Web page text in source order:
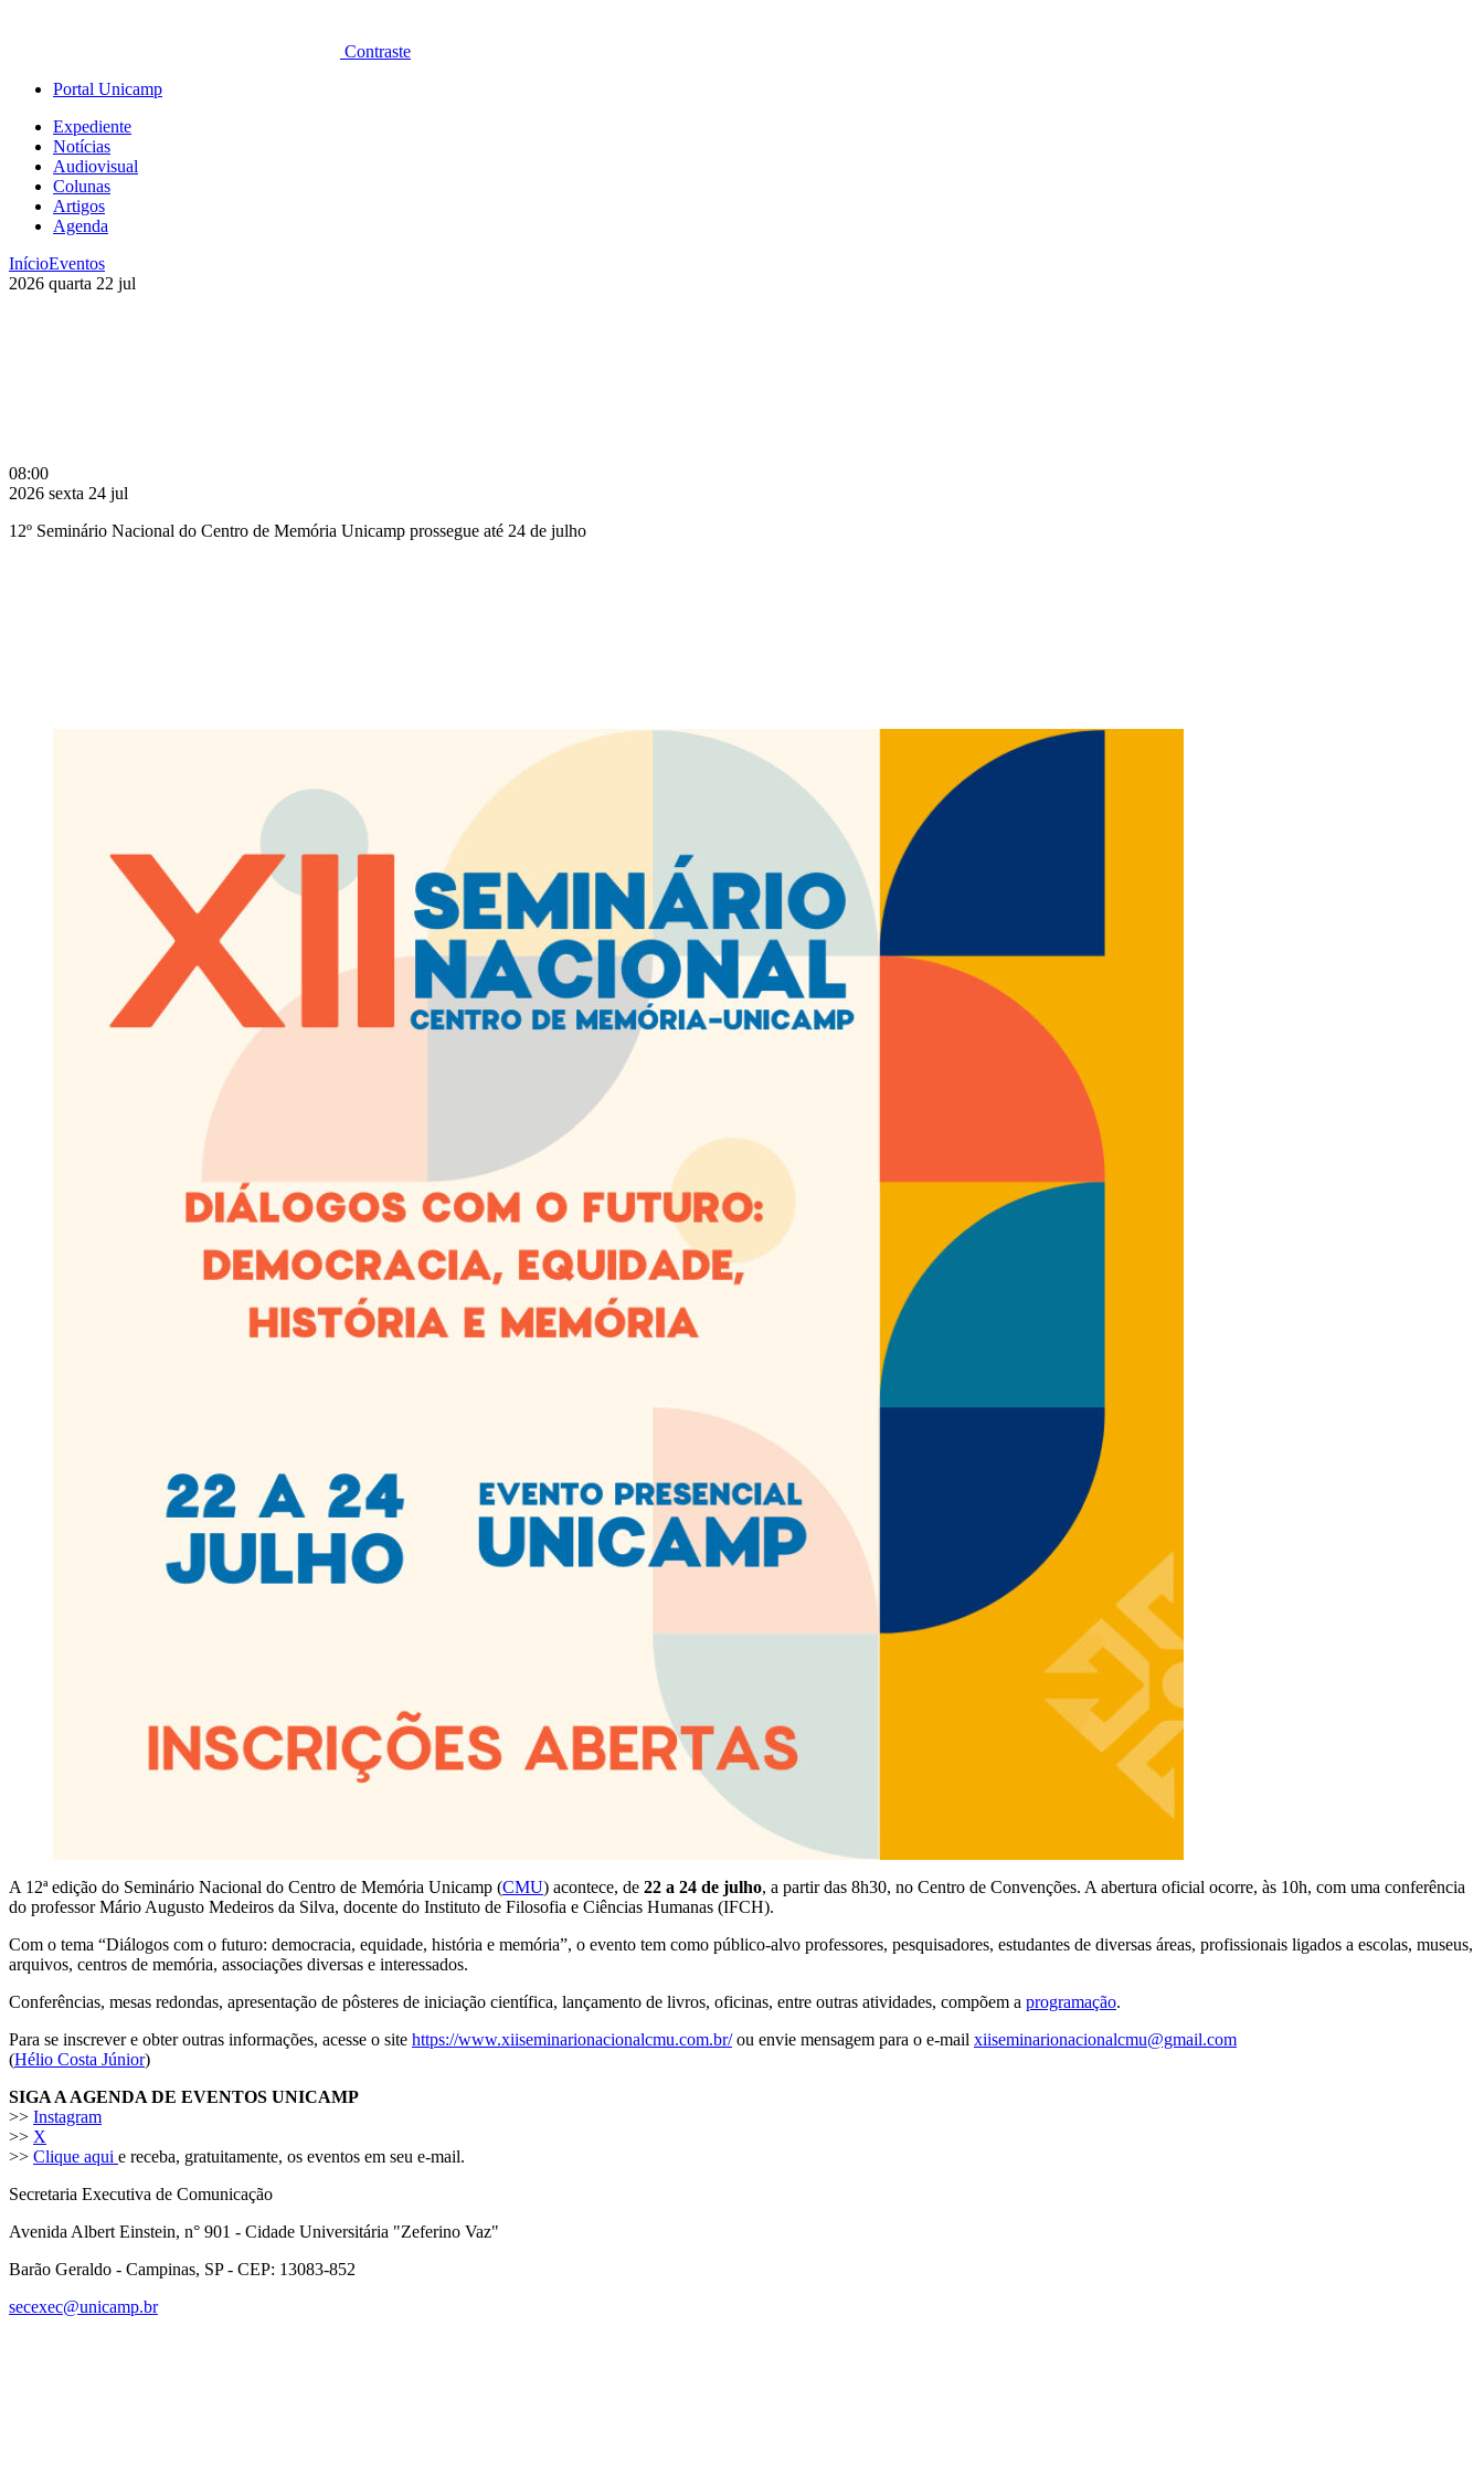
Contraste
Portal Unicamp
Expediente
Notícias
Audiovisual
Colunas
Artigos
Agenda
InícioEventos
2026 quarta 22 jul
08:00
2026 sexta 24 jul
12º Seminário Nacional do Centro de Memória Unicamp prossegue até 24 de julho
A 12ª edição do Seminário Nacional do Centro de Memória Unicamp (CMU) acontece, de 22 a 24 de julho, a partir das 8h30, no Centro de Convenções. A abertura oficial ocorre, às 10h, com uma conferência
do professor Mário Augusto Medeiros da Silva, docente do Instituto de Filosofia e Ciências Humanas (IFCH).
Com o tema “Diálogos com o futuro: democracia, equidade, história e memória”, o evento tem como público-alvo professores, pesquisadores, estudantes de diversas áreas, profissionais ligados a escolas, museus,
arquivos, centros de memória, associações diversas e interessados.
Conferências, mesas redondas, apresentação de pôsteres de iniciação científica, lançamento de livros, oficinas, entre outras atividades, compõem a programação.
Para se inscrever e obter outras informações, acesse o site https://www.xiiseminarionacionalcmu.com.br/ou envie mensagem para o e-mail xiiseminarionacionalcmu@gmail.com
(Hélio Costa Júnior)
SIGA A AGENDA DE EVENTOS UNICAMP
>> Instagram
>> X
>> Clique aqui e receba, gratuitamente, os eventos em seu e-mail.
Secretaria Executiva de Comunicação
Avenida Albert Einstein, n° 901 - Cidade Universitária "Zeferino Vaz"
Barão Geraldo - Campinas, SP - CEP: 13083-852
secexec@unicamp.br